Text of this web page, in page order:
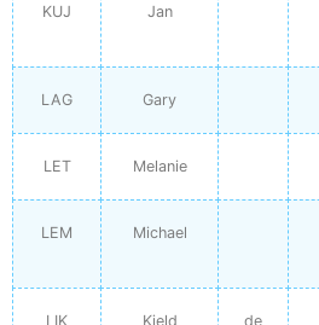
KUJ Jan
LAG Gary
LET Melanie
LEM Michael
LIK Kjeld de